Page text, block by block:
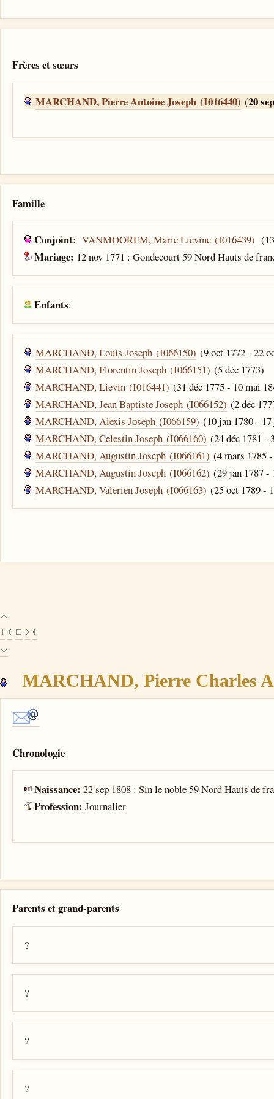
Frères et sœurs
MARCHAND, Pierre Antoine Joseph (I016440) (20
Famille
Conjoint:VANMOOREM, Marie Lievine (I016439)
Mariage: 12 nov 1771 : Gondecourt 59 Nord Hauts de
Enfants:
MARCHAND, Louis Joseph (I066150) (9 oct 1772 - 22
MARCHAND, Florentin Joseph (I066151) (5 déc 1773)
MARCHAND, Lievin (I016441) (31 déc 1775 - 10 mai
MARCHAND, Jean Baptiste Joseph (I066152) (2 déc
MARCHAND, Alexis Joseph (I066159) (10 jan 1780 -
MARCHAND, Celestin Joseph (I066160) (24 déc 1781 -
MARCHAND, Augustin Joseph (I066161) (4 mars 1785
MARCHAND, Augustin Joseph (I066162) (29 jan 1787 -
MARCHAND, Valerien Joseph (I066163) (25 oct 1789 -
MARCHAND, Pierre Charles
Chronologie
Naissance:22 sep 1808 : Sin le noble 59 Nord Hauts de
Profession:Journalier
Parents et grand-parents
?
?
?
?